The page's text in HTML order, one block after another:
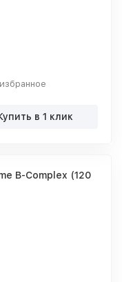
в 1 клик
B-Complex (120